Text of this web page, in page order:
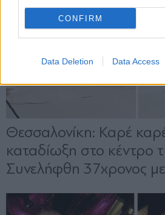
CONFIRM
Data Deletion Data Access